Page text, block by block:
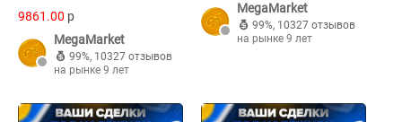
9861.00 p
MegaMarket
99%, 10327 отзывов
на рынке 9 лет
MegaMarket
99%, 10327 отзывов
на рынке 9 лет